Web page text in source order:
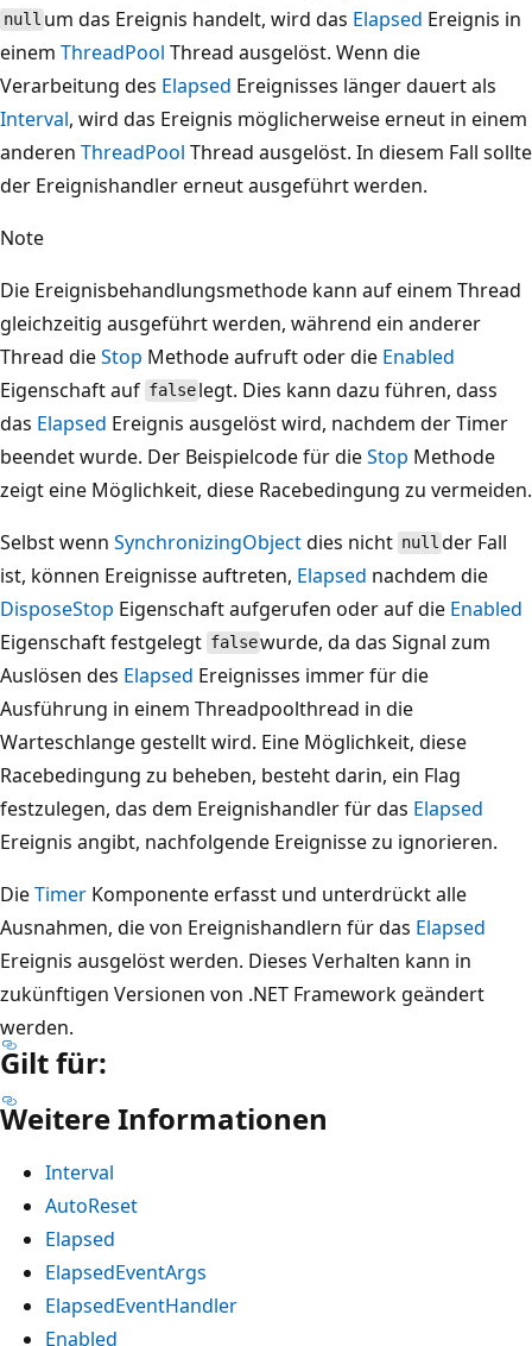
null um das Ereignis handelt, wird das Elapsed Ereignis in
einem ThreadPool Thread ausgelöst. Wenn die
Verarbeitung des Elapsed Ereignisses länger dauert als
Interval, wird das Ereignis möglicherweise erneut in einem
anderen ThreadPool Thread ausgelöst. In diesem Fall sollte
der Ereignishandler erneut ausgeführt werden.
Note
Die Ereignisbehandlungsmethode kann auf einem Thread
gleichzeitig ausgeführt werden, während ein anderer
Thread dieStop Methode aufruft oder die Enabled
Eigenschaft auf false legt. Dies kann dazu führen, dass
das Elapsed Ereignis ausgelöst wird, nachdem der Timer
beendet wurde. Der Beispielcode für dieStop Methode
zeigt eine Möglichkeit, diese Racebedingung zu vermeiden.
Selbst wenn SynchronizingObjectdies nicht null der Fall
ist, können Ereignisse auftreten, Elapsed nachdem die
DisposeStop Eigenschaft aufgerufen oder auf die Enabled
Eigenschaft festgelegt falsewurde, da das Signal zum
Auslösen des Elapsed Ereignisses immer für die
Ausführung in einem Threadpoolthread in die
Warteschlange gestellt wird. Eine Möglichkeit, diese
Racebedingung zu beheben, besteht darin, ein Flag
festzulegen, das dem Ereignishandler für das Elapsed
Ereignis angibt, nachfolgende Ereignisse zu ignorieren.
DieTimer Komponente erfasst und unterdrückt alle
Ausnahmen, die von Ereignishandlern für das Elapsed
Ereignis ausgelöst werden. Dieses Verhalten kann in
zukünftigen Versionen von .NET Framework geändert
werden.
Gilt für:
Weitere Informationen
Interval
AutoReset
Elapsed
ElapsedEventArgs
ElapsedEventHandler
Enabled